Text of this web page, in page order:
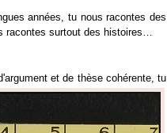
années, tu nous racontes des
racontes surtout des histoires…
'argument et de thèse cohérente, tu